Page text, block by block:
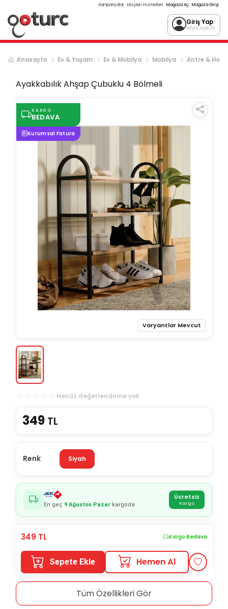
Kampanyalar Müşteri Hizmetleri Mağaza Aç Mağaza Girişi
Giriş Yap
veya üye ol
Anasayfa Ev & Yaşam Ev & Mobilya Mobilya Antre & Hol
Ayakkabılık Ahşap Çubuklu 4 Bölmeli
KARGO
BEDAVA
Kurumsal Fatura
Varyantlar Mevcut
Henüz değerlendirme yok
349 TL
Renk Siyah
En geç 9 Ağustos Pazar kargoda
Ücretsiz
Kargo
349 TL Kargo Bedava
Sepete Ekle Hemen Al
Tüm Özellikleri Gör